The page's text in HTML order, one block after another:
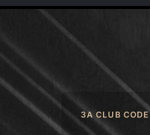
ЗА CLUB CODE